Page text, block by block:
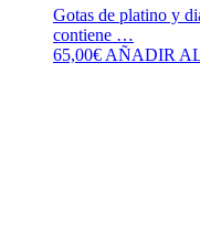
Gotas de platino y
contiene …
65,00€ AÑADIR